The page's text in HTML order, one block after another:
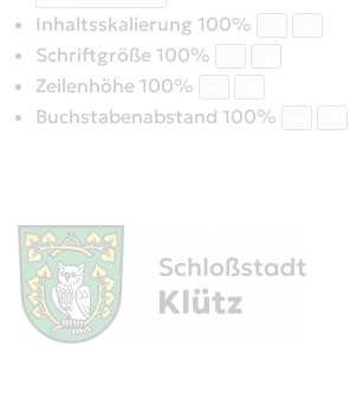
Inhaltsskalierung 100%
Schriftgröße 100%
Zeilenhöhe 100%
Buchstabenabstand 100%